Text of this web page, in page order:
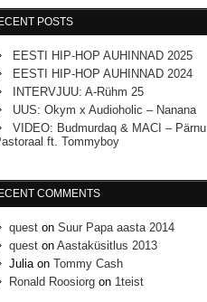
POSTS
EESTI HIP-HOP AUHINNAD 2025
EESTI HIP-HOP AUHINNAD 2024
INTERVJUU: A-Rühm 25
UUS: Okym x Audioholic – Nanana
VIDEO: Budmurdaq & MACI – Pärnu
ft. Tommyboy
COMMENTS
quest on Suur Papa aasta 2014
quest on Aastaküsitlus 2013
Juliaon Tommy Cash
Ronald Roosiorg on 1teist